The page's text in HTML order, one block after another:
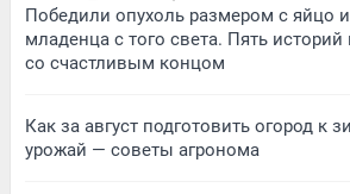
Победили опухоль размером с яйцо
младенца с того света. Пять
со счастливым концом
Как за август подготовить огород к
урожай — советы агронома